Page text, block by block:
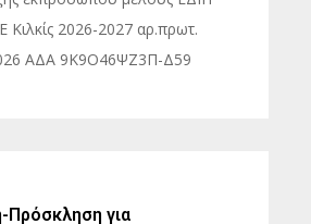
2026-2027 αρ.πρωτ.
ΑΔΑ 9Κ9Ο46ΨΖ3Π-Δ59
για